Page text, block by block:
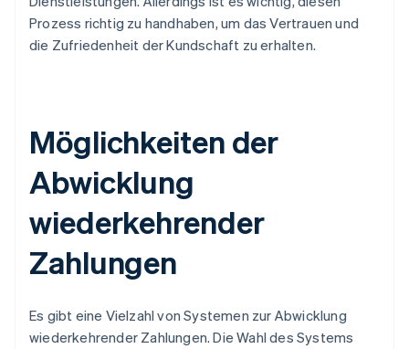
Prozess richtig zu handhaben, um das Vertrauen und
die Zufriedenheit der Kundschaft zu erhalten.
Möglichkeiten der
Abwicklung
wiederkehrender
Zahlungen
Es gibt eine Vielzahl von Systemen zur Abwicklung
wiederkehrender Zahlungen. Die Wahl des Systems